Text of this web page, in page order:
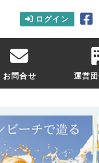
ログイン
お問合せ 運営